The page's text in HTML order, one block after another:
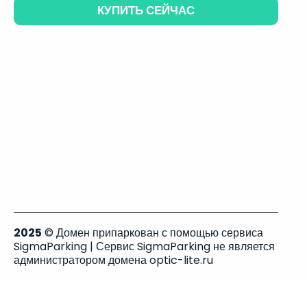
КУПИТЬ СЕЙЧАС
2025 © Домен припаркован с помощью сервиса
SigmaParking | Сервис SigmaParking не является
администратором домена optic-lite.ru